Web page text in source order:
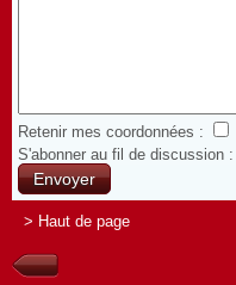
Retenir mes coordonnées :
S'abonner au fil de discussion :
> Haut de page